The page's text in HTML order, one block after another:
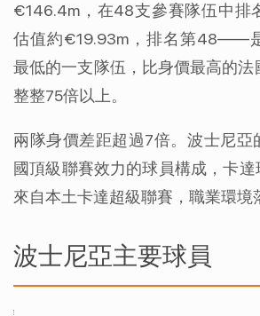
€146.4m，在48支參賽隊伍中排
估值約€19.93m，排名第48——
最低的一支隊伍，比身價最高的法
整整75倍以上。
兩隊身價差距超過7倍。波士尼亞
國頂級聯賽效力的球員構成，卡
來自本土卡達超級聯賽，職業環境
波士尼亞主要球員